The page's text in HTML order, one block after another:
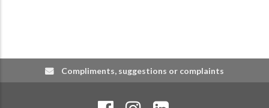
Compliments, suggestions or complaints